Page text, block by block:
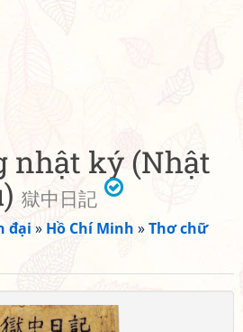
nhật ký (Nhật
獄中日記
đại » Hồ Chí Minh »Thơ chữ